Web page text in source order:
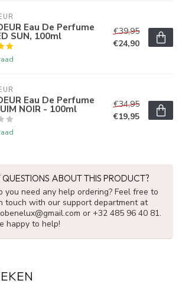
Eau De Perfume
SUN, 100ml
€39,95
€24,90
Eau De Perfume
NOIR - 100ml
€34,95
€19,95
ABOUT THIS PRODUCT?
you need any help ordering? Feel free to
touch with our support department at
or +32 485 96 40 81.
happy to help!